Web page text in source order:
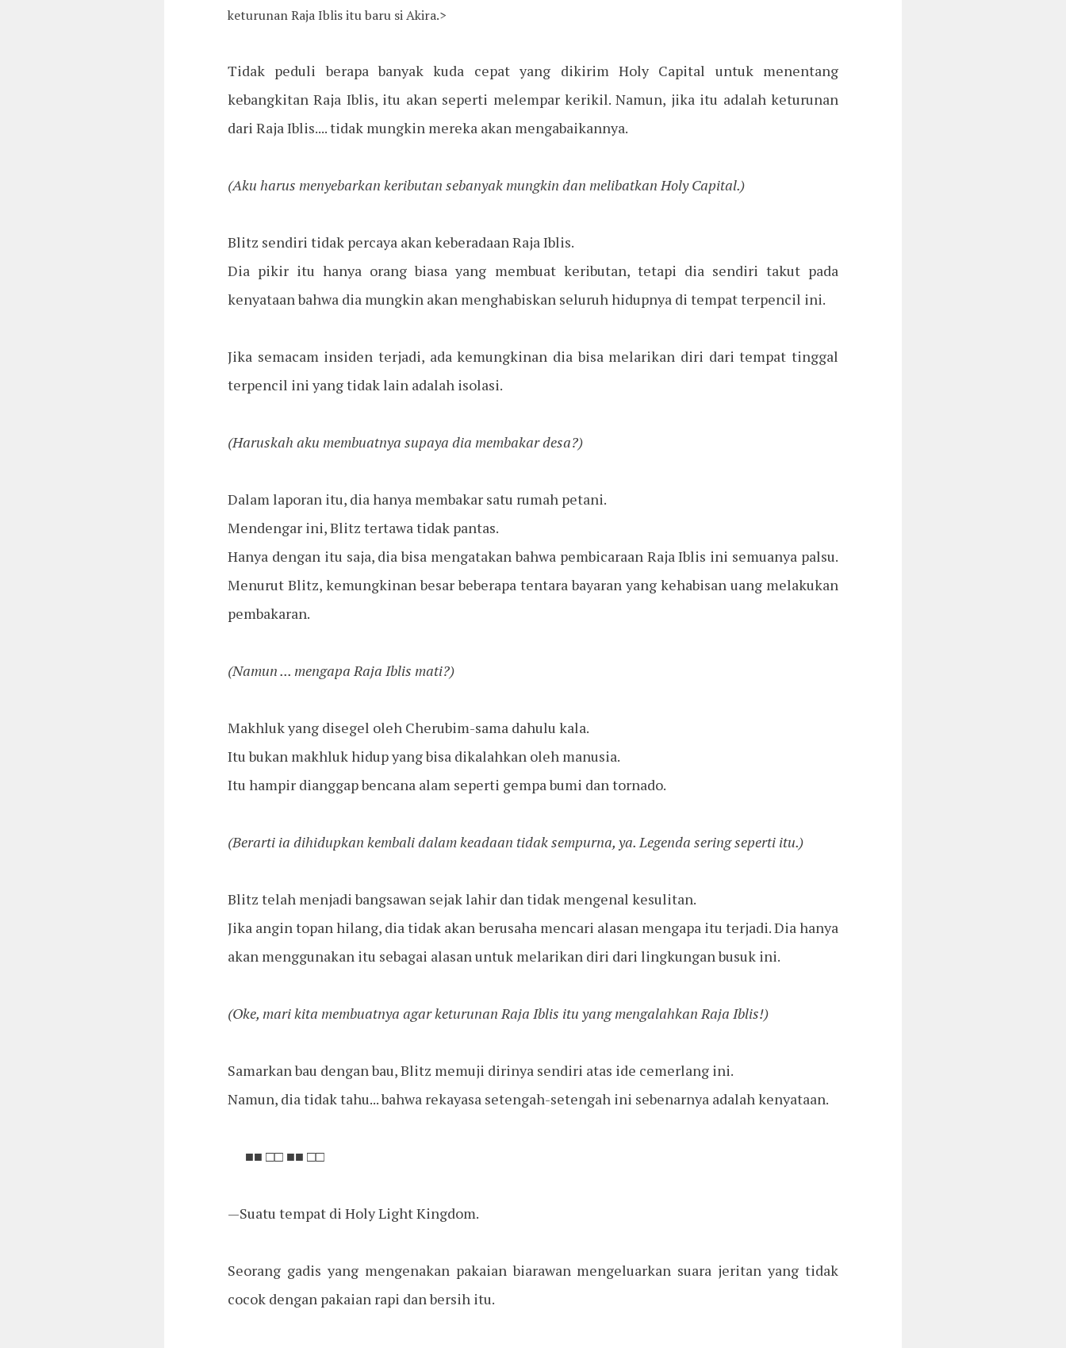
keturunan Raja Iblis itu baru si Akira.>
Tidak peduli berapa banyak kuda cepat yang dikirim Holy Capital untuk menentang
kebangkitan Raja Iblis, itu akan seperti melempar kerikil. Namun, jika itu adalah keturunan
dari Raja Iblis.... tidak mungkin mereka akan mengabaikannya.
(Aku harus menyebarkan keributan sebanyak mungkin dan melibatkan Holy Capital.)
Blitz sendiri tidak percaya akan keberadaan Raja Iblis.
Dia pikir itu hanya orang biasa yang membuat keributan, tetapi dia sendiri takut pada
kenyataan bahwa dia mungkin akan menghabiskan seluruh hidupnya di tempat terpencil ini.
Jika semacam insiden terjadi, ada kemungkinan dia bisa melarikan diri dari tempat tinggal
terpencil ini yang tidak lain adalah isolasi.
(Haruskah aku membuatnya supaya dia membakar desa?)
Dalam laporan itu, dia hanya membakar satu rumah petani.
Mendengar ini, Blitz tertawa tidak pantas.
Hanya dengan itu saja, dia bisa mengatakan bahwa pembicaraan Raja Iblis ini semuanya palsu.
Menurut Blitz, kemungkinan besar beberapa tentara bayaran yang kehabisan uang melakukan
pembakaran.
(Namun ... mengapa Raja Iblis mati?)
Makhluk yang disegel oleh Cherubim-sama dahulu kala.
Itu bukan makhluk hidup yang bisa dikalahkan oleh manusia.
Itu hampir dianggap bencana alam seperti gempa bumi dan tornado.
(Berarti ia dihidupkan kembali dalam keadaan tidak sempurna, ya. Legenda sering seperti itu.)
Blitz telah menjadi bangsawan sejak lahir dan tidak mengenal kesulitan.
Jika angin topan hilang, dia tidak akan berusaha mencari alasan mengapa itu terjadi. Dia hanya
akan menggunakan itu sebagai alasan untuk melarikan diri dari lingkungan busuk ini.
(Oke, mari kita membuatnya agar keturunan Raja Iblis itu yang mengalahkan Raja Iblis!)
Samarkan bau dengan bau, Blitz memuji dirinya sendiri atas ide cemerlang ini.
Namun, dia tidak tahu... bahwa rekayasa setengah-setengah ini sebenarnya adalah kenyataan.
■■ □□ ■■ □□
—Suatu tempat di Holy Light Kingdom.
Seorang gadis yang mengenakan pakaian biarawan mengeluarkan suara jeritan yang tidak
cocok dengan pakaian rapi dan bersih itu.